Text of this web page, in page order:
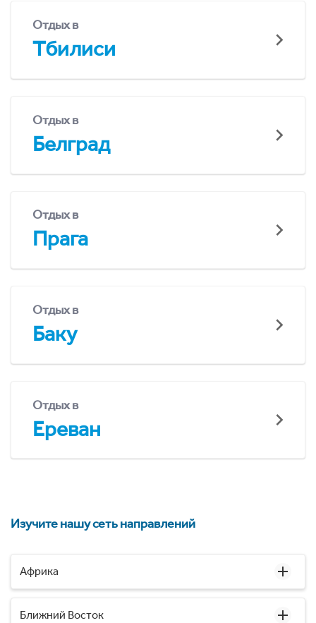
Отдых в
Тбилиси
Отдых в
Белград
Отдых в
Прага
Отдых в
Баку
Отдых в
Ереван
Изучите нашу сеть направлений
Африка
Ближний Восток